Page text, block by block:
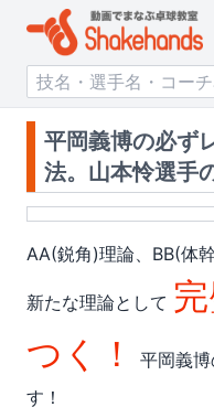
平岡義博の必ず
法。山本怜選手
AA(鋭角)理論、BB(体
新たな理論として
つく！
平岡義
す！